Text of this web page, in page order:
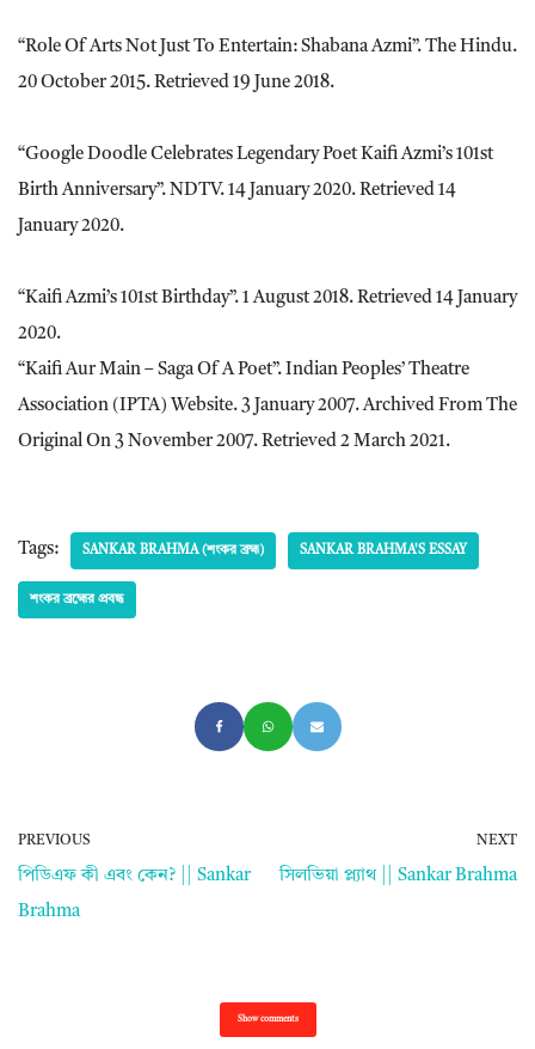
“Role Of Arts Not Just To Entertain: Shabana Azmi”. The Hindu.
20 October 2015. Retrieved 19 June 2018.
“Google Doodle Celebrates Legendary Poet Kaifi Azmi’s 101st
Birth Anniversary”. NDTV. 14 January 2020. Retrieved 14
January 2020.
“Kaifi Azmi’s 101st Birthday”. 1 August 2018. Retrieved 14 January
2020.
“Kaifi Aur Main – Saga Of A Poet”. Indian Peoples’ Theatre
Association (IPTA) Website. 3 January 2007. Archived From The
Original On 3 November 2007. Retrieved 2 March 2021.
Tags: SANKAR BRAHMA (শংকর ব্রহ্ম) SANKAR BRAHMA'S ESSAY
শংকর ব্রহ্মের প্রবন্ধ
PREVIOUS
পিডিএফ কী এবং কেন? || Sankar
Brahma
NEXT
সিলভিয়া প্ল্যাথ || Sankar Brahma
Show comments